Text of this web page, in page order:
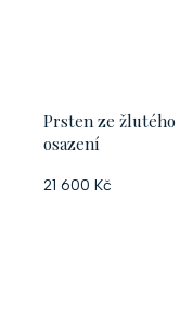
Prsten ze žlutého
osazení
21 600 Kč